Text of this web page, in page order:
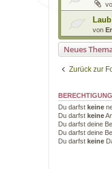
Laub
von
Neues
Zurück zur
Du darfst keine
Du darfst keine
Du darfst deine
Du darfst deine
Du darfst keine